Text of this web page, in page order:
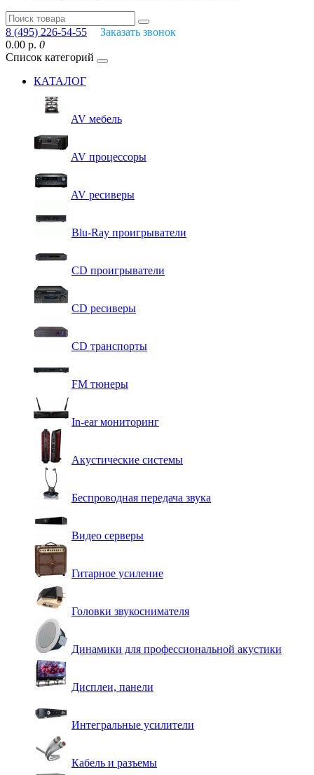
8 (495) 226-54-55
Заказать звонок
0.00 р. 0
Список категорий
КАТАЛОГ
AV мебель
AV процессоры
AV ресиверы
Blu-Ray проигрыватели
CD проигрыватели
CD ресиверы
CD транспорты
FM тюнеры
In-ear мониторинг
Акустические системы
Беспроводная передача звука
Видео серверы
Гитарное усиление
Головки звукоснимателя
Динамики для профессиональной акустики
Дисплеи, панели
Интегральные усилители
Кабель и разъемы